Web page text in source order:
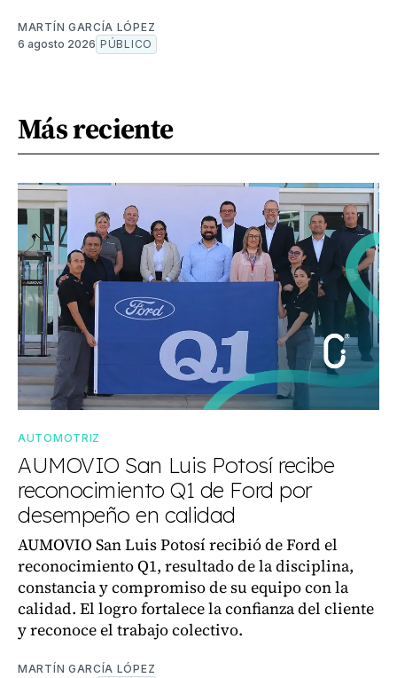
MARTÍN GARCÍA LÓPEZ
6 agosto 2026 PÚBLICO
Más reciente
AUTOMOTRIZ
AUMOVIO San Luis Potosí recibe
reconocimiento Q1 de Ford por
desempeño en calidad
AUMOVIO San Luis Potosí recibió de Ford el
reconocimiento Q1, resultado de la disciplina,
constancia y compromiso de su equipo con la
calidad. El logro fortalece la confianza del cliente
y reconoce el trabajo colectivo.
MARTÍN GARCÍA LÓPEZ